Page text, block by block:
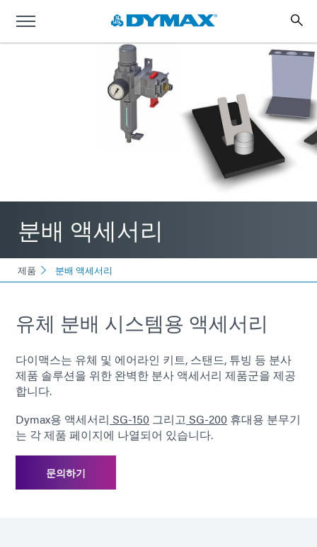
분배 액세서리
제품 분배 액세서리
유체 분배 시스템용 액세서리
다이맥스는 유체 및 에어라인 키트, 스탠드, 튜빙 등 분사
제품 솔루션을 위한 완벽한 분사 액세서리 제품군을 제공
합니다.
Dymax용 액세서리 SG-150 그리고 SG-200 휴대용 분무기
는 각 제품 페이지에 나열되어 있습니다.
문의하기